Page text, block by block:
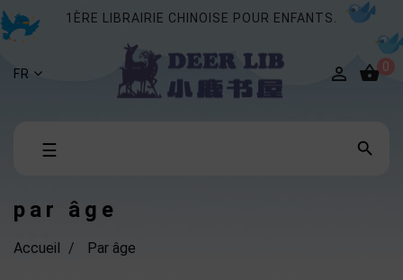
1ÈRE LIBRAIRIE CHINOISE POUR ENFANTS.
FR  0
Basculer
☰ 
par âge
Accueil Par âge